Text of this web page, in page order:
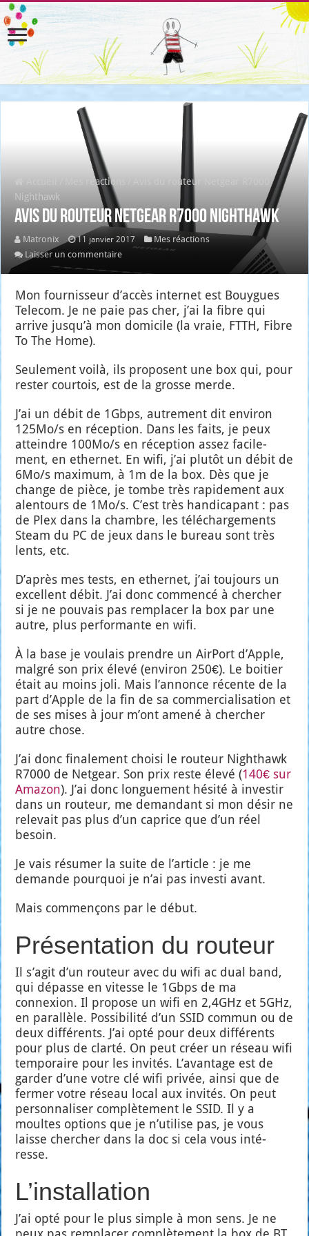
Mes réactions
Avis du routeur Netgear R7000
Nighthawk
Avis du routeur Netgear R7000 Nighthawk
Matronix 11 janvier 2017
Mes réactions
Laisser un commentaire
Mon four­nis­seur d’accès inter­net est Bouygues
Tele­com. Je ne paie pas cher, j’ai la fibre qui
arrive jusqu’à mon domi­cile (la vraie, FTTH, Fibre
To The Home).
Seule­ment voi­là, ils pro­posent une box qui, pour
res­ter cour­tois, est de la grosse merde.
J’ai un débit de 1Gbps, autre­ment dit envi­ron
125Mo/s en récep­tion. Dans les faits, je peux
atteindre 100Mo/s en récep­tion assez faci­le­
ment, en ether­net. En wifi, j’ai plu­tôt un débit de
6Mo/s maxi­mum, à 1m de la box. Dès que je
change de pièce, je tombe très rapi­de­ment aux
alen­tours de 1Mo/s. C’est très han­di­ca­pant : pas
de Plex dans la chambre, les télé­char­ge­ments
Steam du PC de jeux dans le bureau sont très
lents, etc.
D’après mes tests, en ether­net, j’ai tou­jours un
excellent débit. J’ai donc com­men­cé à cher­cher
si je ne pou­vais pas rem­pla­cer la box par une
autre, plus per­for­mante en wifi.
À la base je vou­lais prendre un Air­Port d’Apple,
mal­gré son prix éle­vé (envi­ron 250€). Le boi­tier
était au moins joli. Mais l’annonce récente de la
part d’Apple de la fin de sa com­mer­cia­li­sa­tion et
de ses mises à jour m’ont ame­né à cher­cher
autre chose.
J’ai donc fina­le­ment choi­si le rou­teur Nigh­thawk
R7000 de Net­gear. Son prix reste éle­vé (140€ sur
Ama­zon). J’ai donc lon­gue­ment hési­té à inves­tir
dans un rou­teur, me deman­dant si mon désir ne
rele­vait pas plus d’un caprice que d’un réel
besoin.
Je vais résu­mer la suite de l’article : je me
demande pour­quoi je n’ai pas inves­ti avant.
Mais com­men­çons par le début.
Présentation du routeur
Il s’agit d’un rou­teur avec du wifi ac dual band,
qui dépasse en vitesse le 1Gbps de ma
connexion. Il pro­pose un wifi en 2,4GHz et 5GHz,
en paral­lèle. Pos­si­bi­li­té d’un SSID com­mun ou de
deux dif­fé­rents. J’ai opté pour deux dif­fé­rents
pour plus de clar­té. On peut créer un réseau wifi
tem­po­raire pour les invi­tés. L’avantage est de
gar­der d’une votre clé wifi pri­vée, ain­si que de
fer­mer votre réseau local aux invi­tés. On peut
per­son­na­li­ser com­plè­te­ment le SSID. Il y a
moultes options que je n’utilise pas, je vous
laisse cher­cher dans la doc si cela vous inté­
resse.
L’installation
J’ai opté pour le plus simple à mon sens. Je ne